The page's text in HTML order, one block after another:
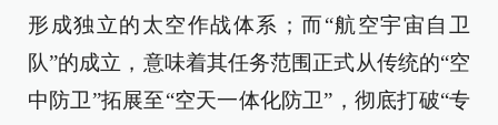
形成独立的太空作战体系；而“航空宇宙自卫
队”的成立，意味着其任务范围正式从传统的“空
中防卫”拓展至“空天一体化防卫”，彻底打破“专